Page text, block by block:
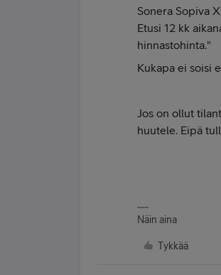
Sonera Sopiva
Etusi 12 kk
hinnastohinta."
Kukapa ei soisi
Jos on ollut
huutele. Eipä
Näin aina
Tykkää